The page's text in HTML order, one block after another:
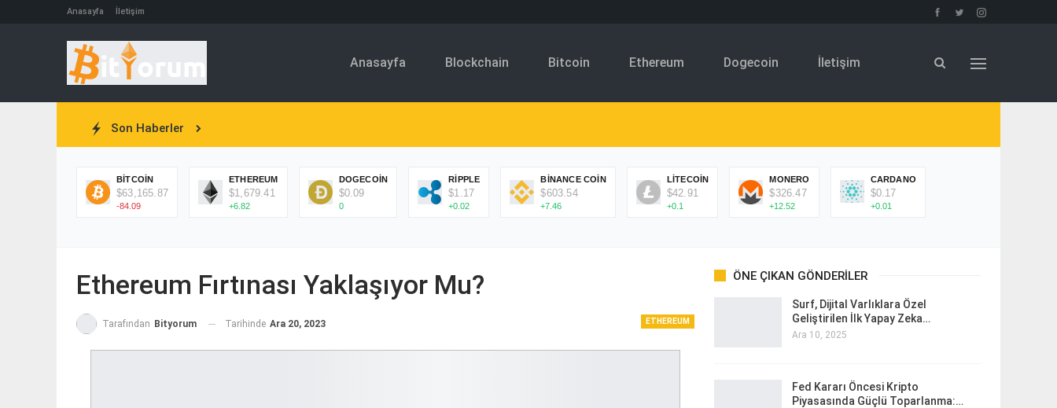
Anasayfa İletişim
Anasayfa Blockchain Bitcoin Ethereum Dogecoin İletişim
Son Haberler
BITCOIN
$63,165.87
-84.09
ETHEREUM
$1,679.41
+6.82
DOGECOIN
$0.09
0
RIPPLE
$1.17
+0.02
BINANCE COIN
$603.54
+7.46
LITECOIN
$42.91
+0.1
MONERO
$326.47
+12.52
CARDANO
$0.17
+0.01
Ethereum Fırtınası Yaklaşıyor Mu?
ETHEREUM
Tarafından Bityorum Tarihinde Ara 20, 2023
ÖNE ÇIKAN GÖNDERILER
Surf, Dijital Varlıklara Özel
Geliştirilen İlk Yapay Zeka…
Ara 10, 2025
Fed Kararı Öncesi Kripto
Piyasasında Güçlü Toparlanma:…